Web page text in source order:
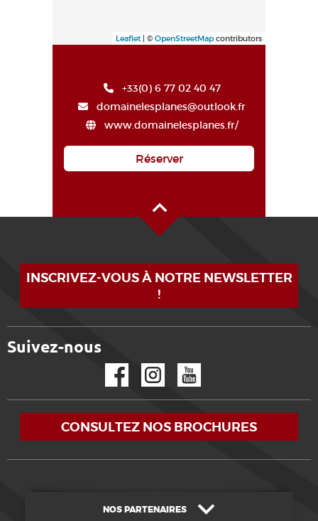
Leaflet| © OpenStreetMap contributors
+33(0) 6 77 02 40 47
domainelesplanes@outlook.fr
www.domainelesplanes.fr/
Réserver
INSCRIVEZ-VOUS À NOTRE NEWSLETTER
!
Suivez-nous
CONSULTEZ NOS BROCHURES
NOS PARTENAIRES